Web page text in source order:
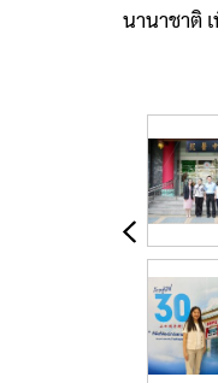
นานาชาติ